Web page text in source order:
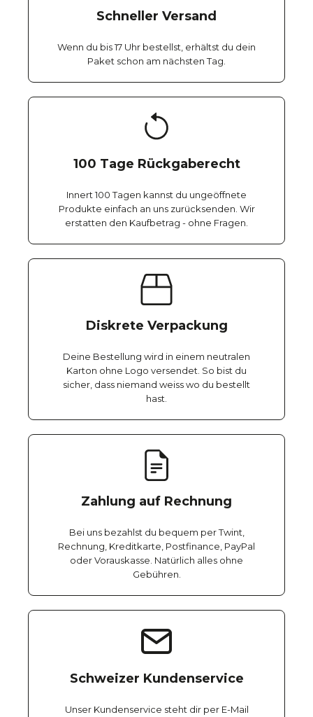
Schneller Versand
Wenn du bis 17 Uhr bestellst, erhältst du dein
Paket schon am nächsten Tag.
100 Tage Rückgaberecht
Innert 100 Tagen kannst du ungeöffnete
Produkte einfach an uns zurücksenden. Wir
erstatten den Kaufbetrag - ohne Fragen.
Diskrete Verpackung
Deine Bestellung wird in einem neutralen
Karton ohne Logo versendet. So bist du
sicher, dass niemand weiss wo du bestellt
hast.
Zahlung auf Rechnung
Bei uns bezahlst du bequem per Twint,
Rechnung, Kreditkarte, Postfinance, PayPal
oder Vorauskasse. Natürlich alles ohne
Gebühren.
Schweizer Kundenservice
Unser Kundenservice steht dir per E-Mail